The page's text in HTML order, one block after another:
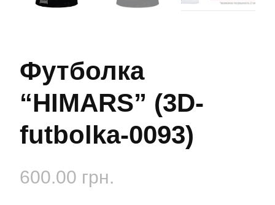
Футболка
“HIMARS” (3D-
futbolka-0093)
600.00 грн.